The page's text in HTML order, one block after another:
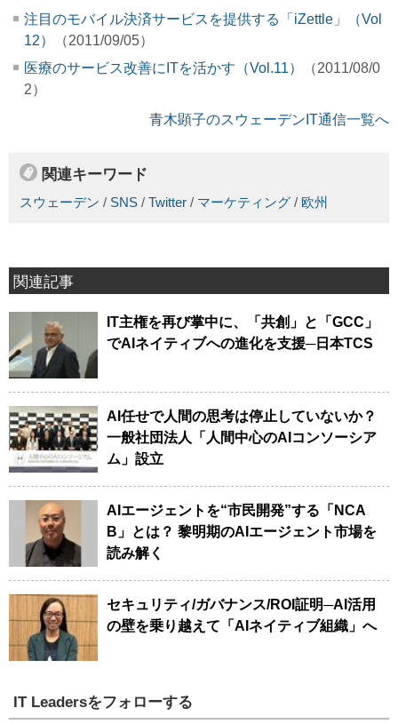
注目のモバイル決済サービスを提供する「iZettle」（Vol
12）
（2011/09/05）
医療のサービス改善にITを活かす（Vol.11）
（2011/08/0
2）
青木顕子のスウェーデンIT通信一覧へ
関連キーワード
スウェーデン / SNS / Twitter / マーケティング / 欧州
関連記事
IT主権を再び掌中に、「共創」と「GCC」
でAIネイティブへの進化を支援─日本TCS
AI任せで人間の思考は停止していないか？
一般社団法人「人間中心のAIコンソーシア
ム」設立
AIエージェントを“市民開発”する「NCA
B」とは？ 黎明期のAIエージェント市場を
読み解く
セキュリティ/ガバナンス/ROI証明─AI活用
の壁を乗り越えて「AIネイティブ組織」へ
IT Leadersをフォローする